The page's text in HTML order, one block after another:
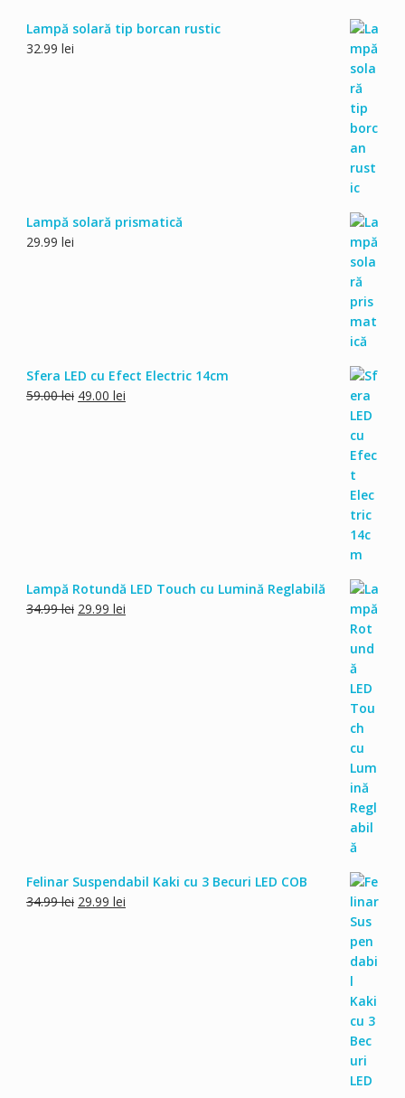
Lampă solară tip borcan rustic
32.99 lei
Lampă solară prismatică
29.99 lei
Sfera LED cu Efect Electric 14cm
59.00lei Prețul
49.00 leiPrețul
Lampă Rotundă LED Touch cu Lumină Reglabilă
34.99lei Prețul
29.99 leiPrețul
Felinar Suspendabil Kaki cu 3 Becuri LED COB
34.99lei Prețul
29.99 leiPrețul